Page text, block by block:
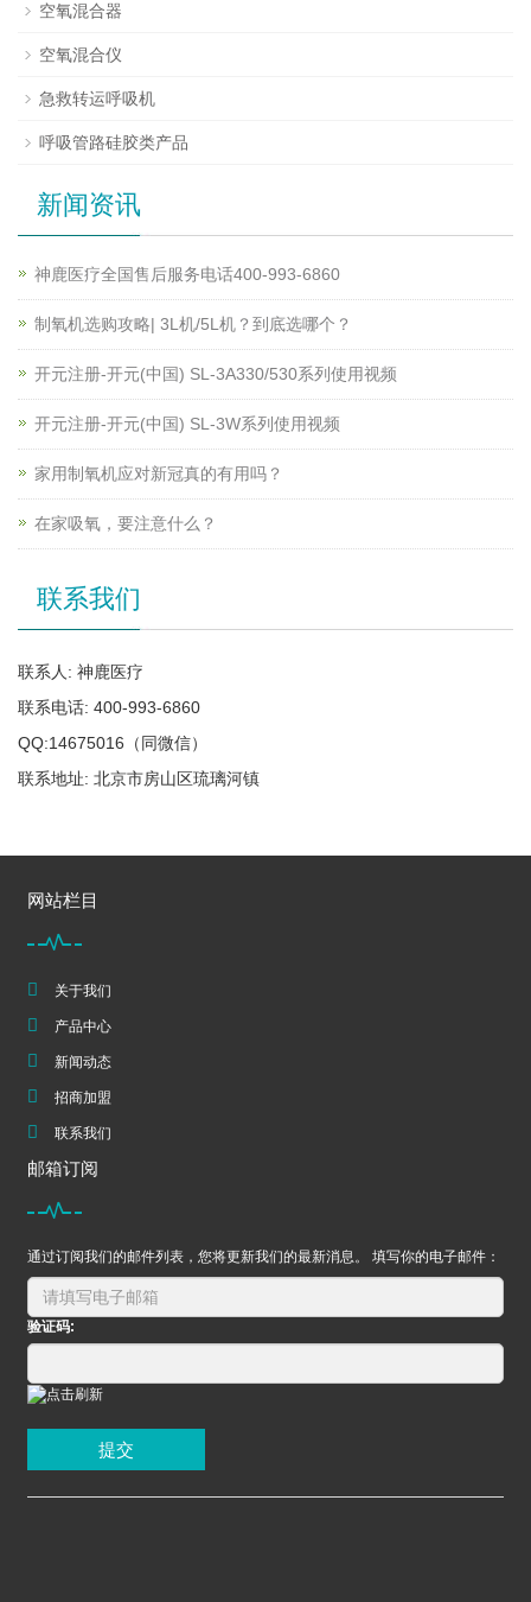
空氧混合器
空氧混合仪
急救转运呼吸机
呼吸管路硅胶类产品
新闻资讯
神鹿医疗全国售后服务电话400-993-6860
制氧机选购攻略| 3L机/5L机？到底选哪个？
开元注册-开元(中国) SL-3A330/530系列使用视频
开元注册-开元(中国) SL-3W系列使用视频
家用制氧机应对新冠真的有用吗？
在家吸氧，要注意什么？
联系我们
联系人: 神鹿医疗
联系电话: 400-993-6860
QQ:14675016（同微信）
联系地址: 北京市房山区琉璃河镇
网站栏目
关于我们
产品中心
新闻动态
招商加盟
联系我们
邮箱订阅
通过订阅我们的邮件列表，您将更新我们的最新消息。 填写你的电子邮件：
验证码:
提交